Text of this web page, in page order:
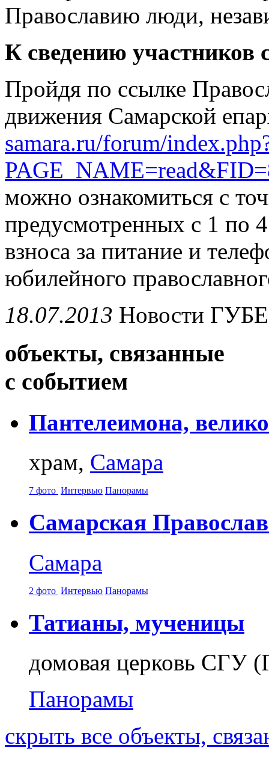
Православию люди,
К сведению участников
Пройдя по ссылке
движения Самарской
samara.ru/forum/
можно ознакомиться с
предусмотренных с 1 по
взноса за питание и
юбилейного
18.07.2013 Новости
объекты, связанные
с событием
Пантелеимона,
храм, Самара
7 фото Интервью Панорамы
Самарская
Самара
2 фото Интервью Панорамы
Татианы, мученицы
домовая церковь СГУ
Панорамы
скрыть все объекты,